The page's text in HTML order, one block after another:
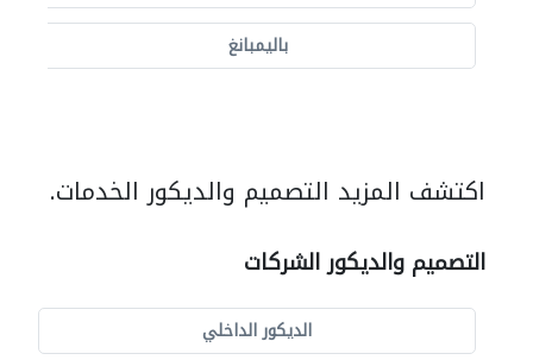
باليمبانغ
اكتشف المزيد التصميم والديكور الخدمات.
التصميم والديكور الشركات
الديكور الداخلي